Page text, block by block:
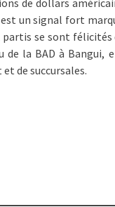
de dollars
un signal fort
partis se sont
de la BAD à
de succursales.